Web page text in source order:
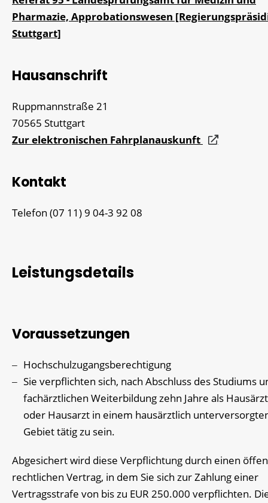
Pharmazie, Approbationswesen
Stuttgart]
Hausanschrift
Ruppmannstraße 21
70565 Stuttgart
Zur elektronischen Fahrplanauskunft
Kontakt
Telefon (07 11) 9 04-3 92 08
Leistungsdetails
Voraussetzungen
Hochschulzugangsberechtigung
Sie verpflichten sich, nach Abschluss des Studiums
fachärztlichen Weiterbildung zehn Jahre als
oder Hausarzt in einem hausärztlich
Gebiet tätig zu sein.
Abgesichert wird diese Verpflichtung durch einen
rechtlichen Vertrag, in dem Sie sich zur Zahlung einer
Vertragsstrafe von bis zu EUR 250.000 verpflichten.